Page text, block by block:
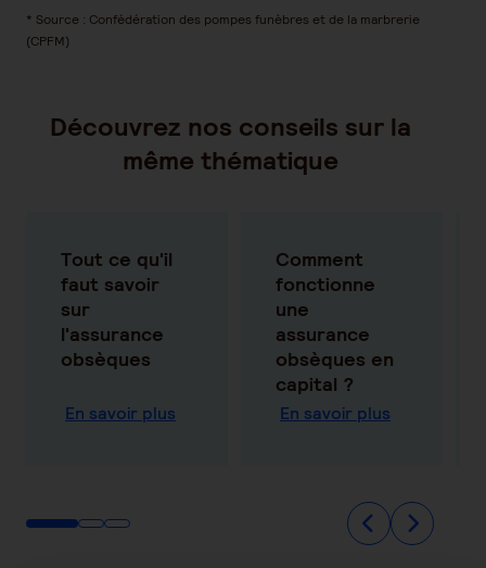
* Source : Confédération des pompes funèbres et de la marbrerie
(CPFM)
Découvrez nos conseils sur la
même thématique
Tout ce qu'il
faut savoir
sur
l'assurance
obsèques
En savoir plus
Comment
fonctionne
une
assurance
obsèques en
capital ?
En savoir plus